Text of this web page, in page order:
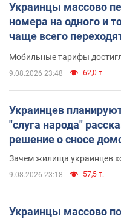
Украинцы массово
номера на одного и
чаще всего
Мобильные тарифы
9.08.2026 23:48 62,0 т.
Украинцев
"слуга народа"
решение о сносе
Зачем жилища украинцев
9.08.2026 23:18 57,5 т.
Украинцы массово